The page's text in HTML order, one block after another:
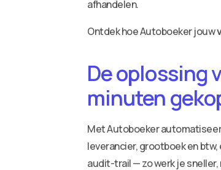
afhandelen.
Ontdek hoe Autoboeker jouw
De oplossing
minuten
Met Autoboeker
leverancier, grootboek en
audit-trail — zo werk je